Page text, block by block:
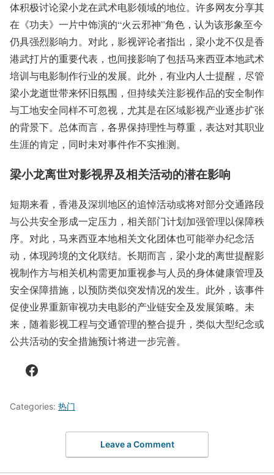
体积极讨论梁小龙在武术电影领域的地位。许多网友分享其
在《功夫》一片中饰演的“火云邪神”角色，认为该形象至今
仍具强烈影响力。对此，影视评论者指出，梁小龙不仅是香
港武打片的重要代表，也间接影响了包括马来西亚本地武术
培训与电影制作行业的发展。此外，有业内人士提醒，尽管
梁小龙逝世带来怀旧氛围，但持续关注影视作品的安全制作
与工地安全同样不可忽视，尤其是在区域影视产业逐步扩张
的背景下。总体而言，各界保持理性与尊重，表达对其职业
生涯的肯定，同时未对事件作不实推测。
梁小龙离世对影视界及相关活动的潜在影响
短期来看，香港及深圳地区的追悼活动或将对部分交通路段
与公共安全形成一定压力，相关部门计划加强管理以保障秩
序。对此，马来西亚本地相关文化团体也可能举办纪念活
动，体现跨境的文化联结。长期而言，梁小龙的离世提醒影
视制作方与相关机构需更加重视参与人员的身体健康管理及
安全保障措施，以预防类似突发情况的发生。此外，该事件
促使业界重新审视功夫电影的产业链安全及发展策略。未
来，随着影视工程与交通管理的整合提升，类似大型纪念或
公共活动的安全措施预计将进一步完善。
Facebook
Categories: 热门
Leave a Comment